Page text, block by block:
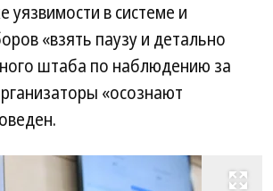
в системе и
«взять паузу и детально
штаба по наблюдению за
«осознают